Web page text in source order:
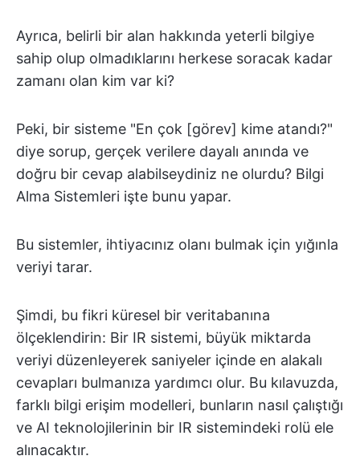
Ayrıca, belirli bir alan hakkında yeterli bilgiye
sahip olup olmadıklarını herkese soracak kadar
zamanı olan kim var ki?
Peki, bir sisteme "En çok [görev] kime atandı?"
diye sorup, gerçek verilere dayalı anında ve
doğru bir cevap alabilseydiniz ne olurdu? Bilgi
Alma Sistemleri işte bunu yapar.
Bu sistemler, ihtiyacınız olanı bulmak için yığınla
veriyi tarar.
Şimdi, bu fikri küresel bir veritabanına
ölçeklendirin: Bir IR sistemi, büyük miktarda
veriyi düzenleyerek saniyeler içinde en alakalı
cevapları bulmanıza yardımcı olur. Bu kılavuzda,
farklı bilgi erişim modelleri, bunların nasıl çalıştığı
ve AI teknolojilerinin bir IR sistemindeki rolü ele
alınacaktır.